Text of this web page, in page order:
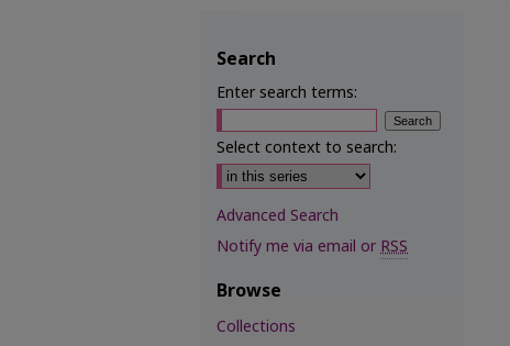
Search
Enter search terms:
Select context to search:
Advanced Search
Notify me via email orRSS
Browse
Collections